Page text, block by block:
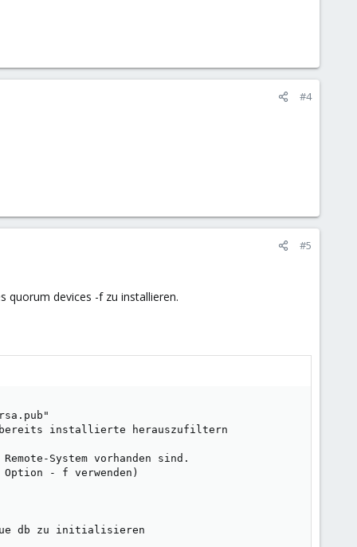
#4
#5
quorum devices -f zu installieren.
bereits installierte herauszufiltern
System vorhanden sind.
- f verwenden)
db zu initialisieren